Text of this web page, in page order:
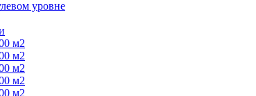
уровне
м2
м2
м2
м2
м2